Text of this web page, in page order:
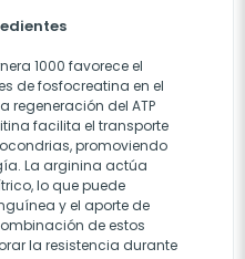
1000 favorece el
de fosfocreatina en el
regeneración del ATP
facilita el transporte
promoviendo
La arginina actúa
lo que puede
y el aporte de
de estos
la resistencia durante